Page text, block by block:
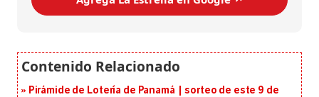
Pirámide de Lotería de Panamá | sorteo de este 9 de